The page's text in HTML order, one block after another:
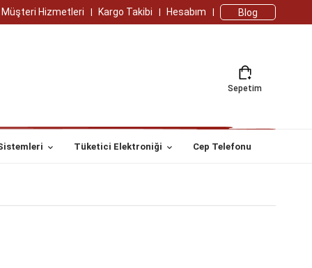
Müşteri Hizmetleri Kargo Takibi Hesabım Blog
Sepetim
Tüketici Elektroniği Cep Telefonu